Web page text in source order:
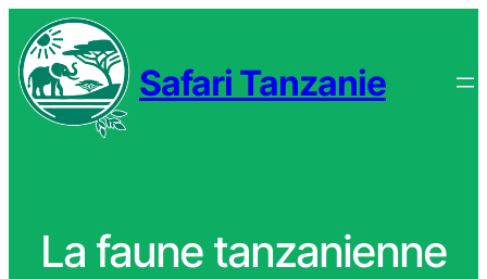
Aller
au
contenu
Safari Tanzanie
La faune tanzanienne